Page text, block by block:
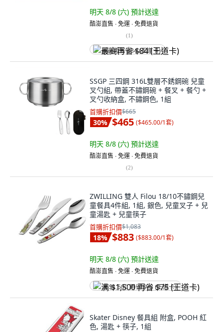
明天 8/8 (六) 預計送達
酷澎直售 ∙ 免運 ∙ 免費退貨
(1)
最高再省 $84 (王道卡)
SSGP 三四鋼 316L雙層不銹鋼碗 兒童
叉勺組, 帶蓋不鏽鋼碗 + 餐叉 + 餐勺 +
叉勺收納盒, 不鏽鋼色, 1組
首購折扣價$665
30% $465 ($465.00/1套)
明天 8/8 (六) 預計送達
酷澎直售 ∙ 免運 ∙ 免費退貨
(2)
ZWILLING 雙人 Filou 18/10不鏽鋼兒
童餐具4件組, 1組, 銀色, 兒童叉子 + 兒
童湯匙 + 兒童筷子
首購折扣價$1,083
18% $883 ($883.00/1套)
明天 8/8 (六) 預計送達
酷澎直售 ∙ 免運 ∙ 免費退貨
满 $1,500 再省 $75 (王道卡)
Skater Disney 餐具組 附盒, POOH 紅
色, 湯匙 + 筷子, 1組